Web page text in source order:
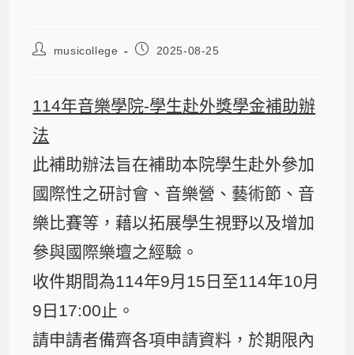
musicollege 2025-08-25
114年音樂學院-學生赴外獎學金補助辦
法
此補助辦法旨在補助本院學生赴外參加
國際性之研討會、音樂營、藝術節、音
樂比賽等，藉以拓展學生視野以及增加
參與國際樂壇之經驗。
收件期間為114年9月15日至114年10月
9日17:00止。
請申請者備齊各項申請資料，於期限內